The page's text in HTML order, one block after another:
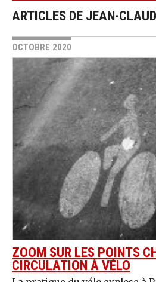
ARTICLES DE JEAN-
OCTOBRE 2020
ZOOM SUR LES POINTS
CIRCULATION À VÉLO